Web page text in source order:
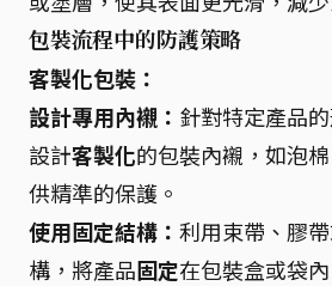
包裝流程中的防護策略
客製化包裝：
設計專用內襯： 針對特定產品
設計客製化的包裝內襯，如泡
供精準的保護。
使用固定結構： 利用束帶、膠
構，將產品固定在包裝盒或袋